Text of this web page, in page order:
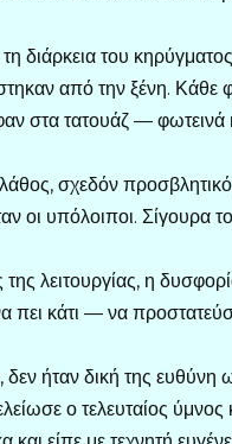
διάρκεια του
από την ξένη. Κάθε
στα τατουάζ — φωτεινά
σχεδόν
οι υπόλοιποι. Σίγουρα
της λειτουργίας, η
πει κάτι — να
ήταν δική της ευθύνη
ο τελευταίος